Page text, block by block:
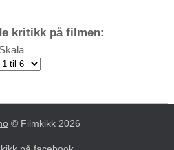
kritikk på filmen:
Skala
© Filmkikk 2026